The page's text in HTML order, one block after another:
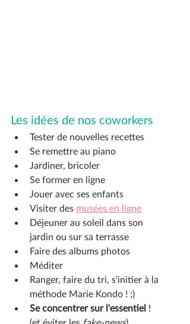
Les idées de nos coworkers
Tester de nouvelles recettes
Se remettre au piano
Jardiner, bricoler
Se former en ligne
Jouer avec ses enfants
Visiter des musées en ligne
Déjeuner au soleil dans son
jardin ou sur sa terrasse
Faire des albums photos
Méditer
Ranger, faire du tri, s'initier à la
méthode Marie Kondo ! ;)
Se concentrer sur l'essentiel !